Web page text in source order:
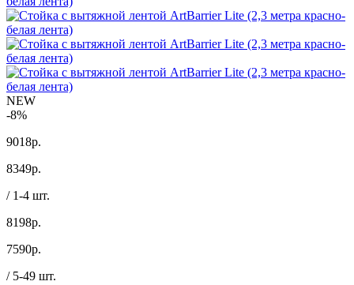
NEW
-8%
9018р.
8349р.
/ 1-4 шт.
8198р.
7590р.
/ 5-49 шт.